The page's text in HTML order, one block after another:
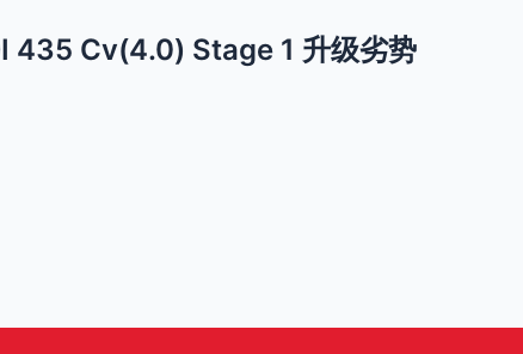
435 Cv(4.0) Stage 1 升级劣势